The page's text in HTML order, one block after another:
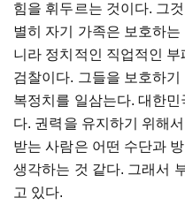
힘을 휘두르는 것이다. 그
별히 자기 가족은 보호하
니라 정치적인 직업적인
검찰이다. 그들을 보호하
복정치를 일삼는다. 대한
다. 권력을 유지하기 위해
받는 사람은 어떤 수단과
생각하는 것 같다. 그래서
고 있다.